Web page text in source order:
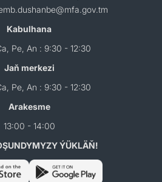
Kabulhana
Pe, An : 9:30 - 12:30
Jaň merkezi
Pe, An : 9:30 - 12:30
Arakesme
13:00 - 14:00
ÝÜKLÄŇ!